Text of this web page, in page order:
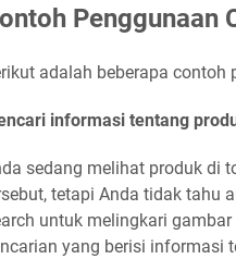
Penggunaan
adalah beberapa contoh
informasi tentang
sedang melihat produk di
tetapi Anda tidak tahu
untuk melingkari
yang berisi informasi